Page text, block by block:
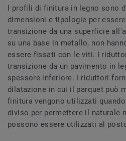
I profili di finitura in legno sono
dimensioni e tipologie per
transizione da una superficie
su una base in metallo, non
essere fissati con le viti. I
transizione da un pavimento in
spessore inferiore. I riduttori
dilatazione in cui il parquet può
finitura vengono utilizzati
diviso per permettere il naturale
possono essere utilizzati al